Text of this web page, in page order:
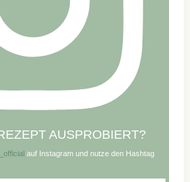
AUSPROBIERT?
auf Instagram und nutze den Hashtag